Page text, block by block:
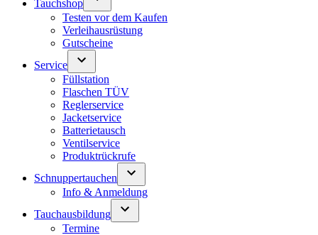
Tauchshop
Testen vor dem Kaufen
Verleihausrüstung
Gutscheine
Service
Füllstation
Flaschen TÜV
Reglerservice
Jacketservice
Batterietausch
Ventilservice
Produktrückrufe
Schnuppertauchen
Info & Anmeldung
Tauchausbildung
Termine